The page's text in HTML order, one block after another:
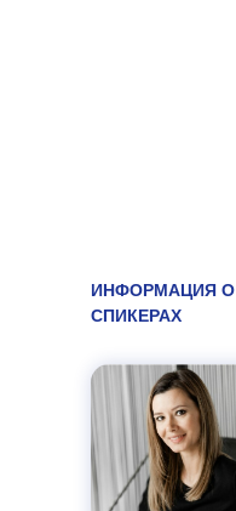
ИНФОРМАЦИЯ О
СПИКЕРАХ